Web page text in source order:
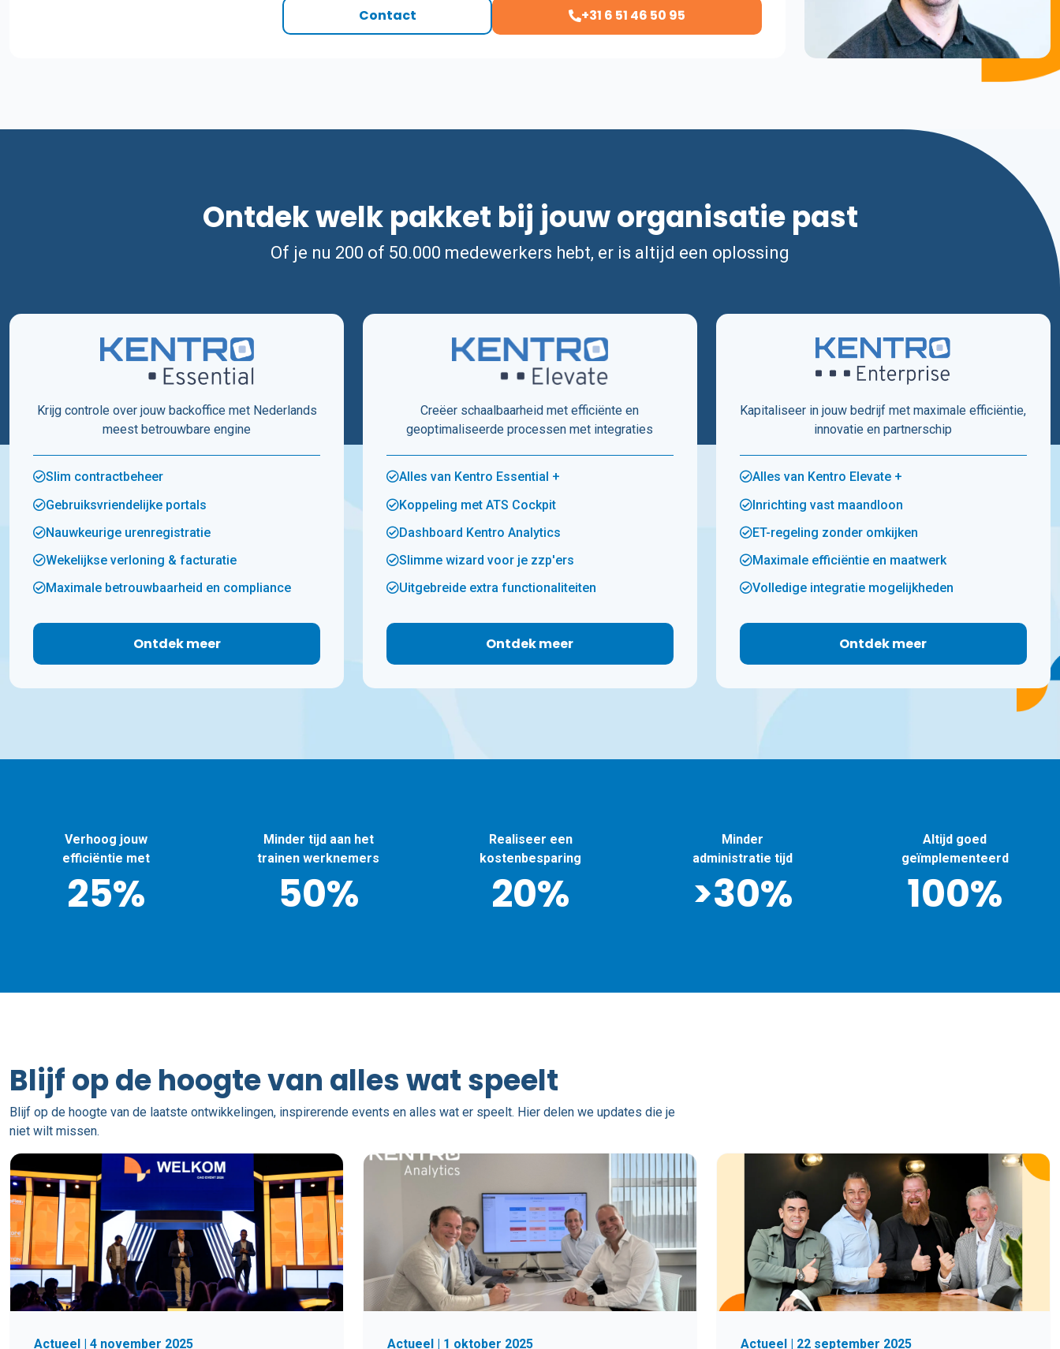
Contact +31 6 51 46 50 95
Ontdek welk pakket bij jouw organisatie past
Of je nu 200 of 50.000 medewerkers hebt, er is altijd een oplossing
Krijg controle over jouw backoffice met Nederlands
meest betrouwbare engine
Slim contractbeheer
Gebruiksvriendelijke portals
Nauwkeurige urenregistratie
Wekelijkse verloning & facturatie
Maximale betrouwbaarheid en compliance
Ontdek meer
Creëer schaalbaarheid met efficiënte en
geoptimaliseerde processen met integraties
Alles van Kentro Essential +
Koppeling met ATS Cockpit
Dashboard Kentro Analytics
Slimme wizard voor je zzp'ers
Uitgebreide extra functionaliteiten
Ontdek meer
Kapitaliseer in jouw bedrijf met maximale efficiëntie,
innovatie en partnerschip
Alles van Kentro Elevate +
Inrichting vast maandloon
ET-regeling zonder omkijken
Maximale efficiëntie en maatwerk
Volledige integratie mogelijkheden
Ontdek meer
Verhoog jouw
efficiëntie met
25%
Minder tijd aan het
trainen werknemers
50%
Realiseer een
kostenbesparing
20%
Minder
administratie tijd
>30%
Altijd goed
geïmplementeerd
100%
Blijf op de hoogte van alles wat speelt
Blijf op de hoogte van de laatste ontwikkelingen, inspirerende events en alles wat er speelt. Hier delen we updates die je
niet wilt missen.
Actueel | 4 november 2025 Actueel | 1 oktober 2025 Actueel | 22 september 2025